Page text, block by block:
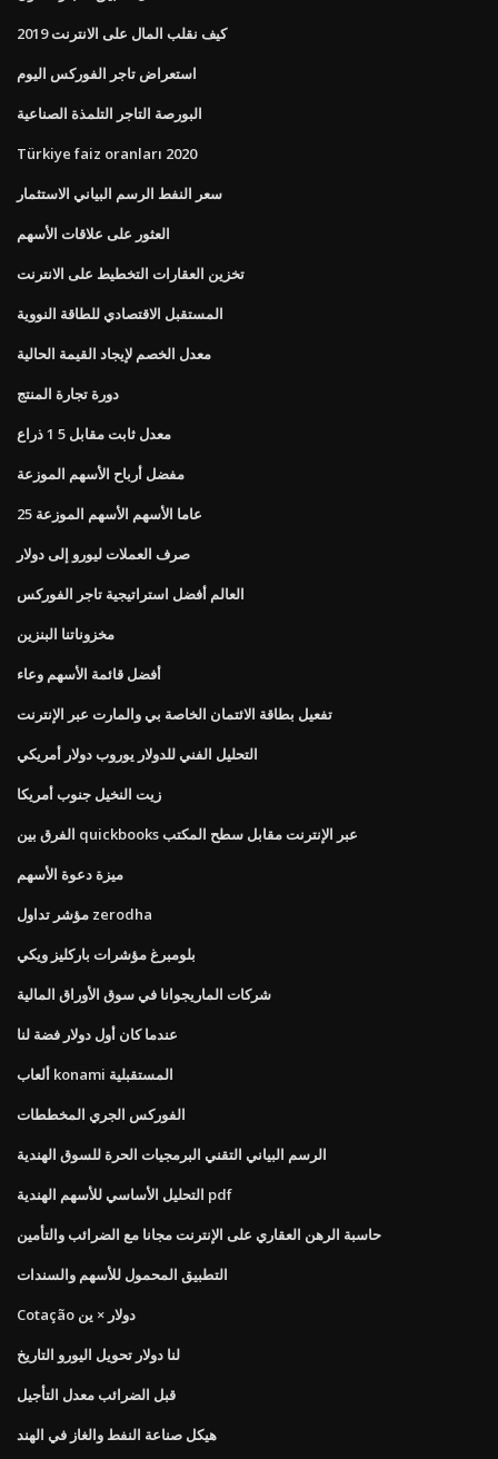
كيف نقلب المال على الانترنت 2019
استعراض تاجر الفوركس اليوم
البورصة التاجر التلمذة الصناعية
Türkiye faiz oranları 2020
سعر النفط الرسم البياني الاستثمار
العثور على علاقات الأسهم
تخزين العقارات التخطيط على الانترنت
المستقبل الاقتصادي للطاقة النووية
معدل الخصم لإيجاد القيمة الحالية
دورة تجارة المنتج
معدل ثابت مقابل 5 1 ذراع
مفضل أرباح الأسهم الموزعة
25 عاما الأسهم الأسهم الموزعة
صرف العملات ليورو إلى دولار
العالم أفضل استراتيجية تاجر الفوركس
مخزوناتنا البنزين
أفضل قائمة الأسهم وعاء
تفعيل بطاقة الائتمان الخاصة بي والمارت عبر الإنترنت
التحليل الفني للدولار يوروب دولار أمريكي
زيت النخيل جنوب أمريكا
الفرق بين quickbooks عبر الإنترنت مقابل سطح المكتب
ميزة دعوة الأسهم
مؤشر تداول zerodha
بلومبرغ مؤشرات باركليز ويكي
شركات الماريجوانا في سوق الأوراق المالية
عندما كان أول دولار فضة لنا
ألعاب konami المستقبلية
الفوركس الجري المخططات
الرسم البياني التقني البرمجيات الحرة للسوق الهندية
التحليل الأساسي للأسهم الهندية pdf
حاسبة الرهن العقاري على الإنترنت مجانا مع الضرائب والتأمين
التطبيق المحمول للأسهم والسندات
Cotação دولار × ين
لنا دولار تحويل اليورو التاريخ
قبل الضرائب معدل التأجيل
هيكل صناعة النفط والغاز في الهند